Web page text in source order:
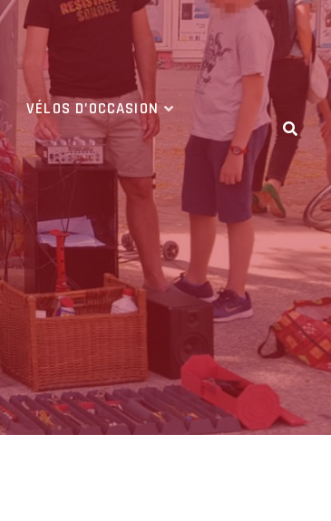
VÉLOS D’OCCASION